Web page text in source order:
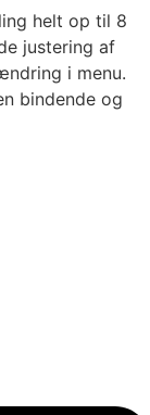
helt op til 8
justering af
i menu.
bindende og